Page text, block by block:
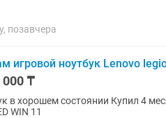
позавчера
игровой ноутбук Lenovo
000 ₸
Купил 4 месяц назад RTX 5070TI ULTRA CORE 9 275HX 1 TB 165
HZ OLED WIN 11